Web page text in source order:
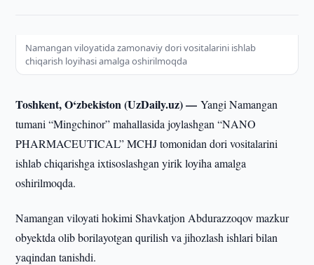
Namangan viloyatida zamonaviy dori vositalarini ishlab
chiqarish loyihasi amalga oshirilmoqda
Toshkent, O‘zbekiston (UzDaily.uz) —Yangi Namangan
tumani “Mingchinor” mahallasida joylashgan “NANO
PHARMACEUTICAL” MCHJ tomonidan dori vositalarini
ishlab chiqarishga ixtisoslashgan yirik loyiha amalga
oshirilmoqda.
Namangan viloyati hokimi Shavkatjon Abdurazzoqov mazkur
obyektda olib borilayotgan qurilish va jihozlash ishlari bilan
yaqindan tanishdi.